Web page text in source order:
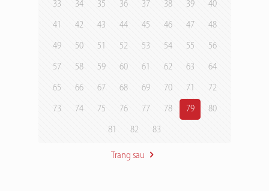
33 34 35 36 37 38 39 40
41 42 43 44 45 46 47 48
49 50 51 52 53 54 55 56
57 58 59 60 61 62 63 64
65 66 67 68 69 70 71 72
73 74 75 76 77 78 79 80
81 82 83
Trang sau